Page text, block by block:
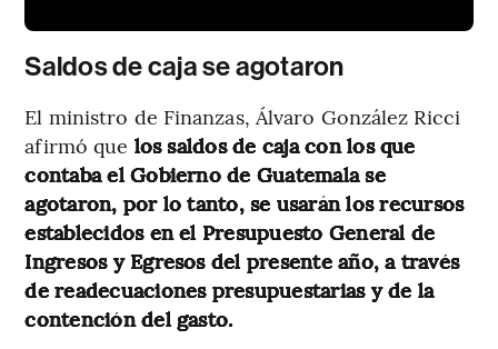
Saldos de caja se agotaron
El ministro de Finanzas, Álvaro González Ricci
afirmó que los saldos de caja con los que
contaba el Gobierno de Guatemala se
agotaron, por lo tanto, se usarán los recursos
establecidos en el Presupuesto General de
Ingresos y Egresos del presente año, a través
de readecuaciones presupuestarias y de la
contención del gasto.